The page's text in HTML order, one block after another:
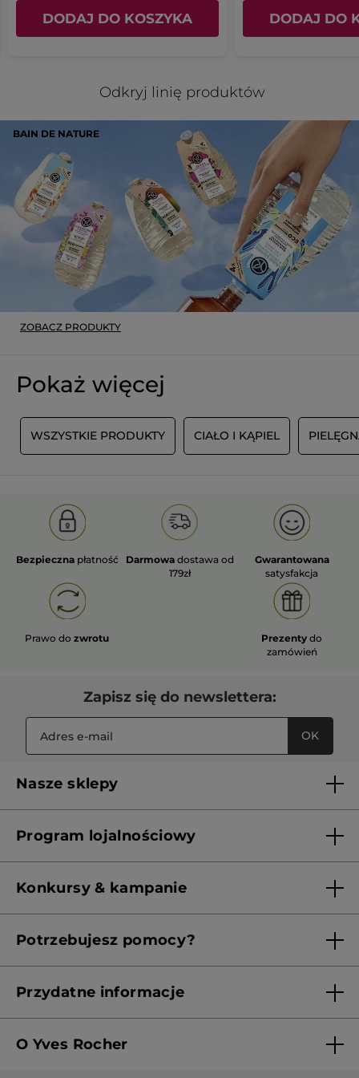
DODAJ DO KOSZYKA DODAJ DO
Odkryj linię produktów
BAIN DE NATURE
ZOBACZ PRODUKTY
Pokaż więcej
WSZYSTKIE PRODUKTY CIAŁO I KĄPIEL
Bezpieczna płatność Darmowa dostawa od
179zł
Gwarantowana
satysfakcja
Prawo dozwrotu Prezenty do
zamówień
Zapisz się do newslettera:
OK
Nasze sklepy
Franczyza
Program lojalnościowy
Konkursy & kampanie
Potrzebujesz pomocy?
Przydatne informacje
Polityka prywatności
O Yves Rocher